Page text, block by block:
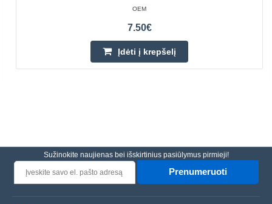
OEM
7.50€
Įdėti į krepšelį
Sužinokite naujienas bei išskirtinius pasiūlymus pirmieji!
Prenumeruoti